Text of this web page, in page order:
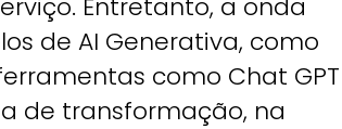
Entretanto, a onda
de AI Generativa, como
como Chat GPT
de transformação, na